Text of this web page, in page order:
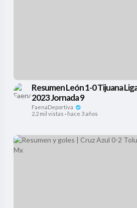
Resumen León 1-0 Tijuana Liga MX
2023 Jornada 9
FaenaDeportiva
2.2 mil vistas · hace 3 años